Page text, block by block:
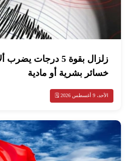
زلزال بقوة 5 درجات
خسائر بشرية أو مادية
الأحد، 9 أغسطس 2026 🗓️